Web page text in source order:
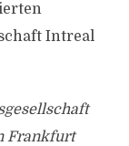
Intreal
Frankfurt